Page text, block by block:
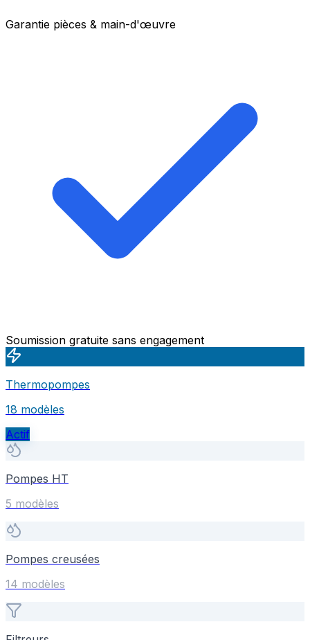
Garantie pièces & main-d'œuvre
Soumission gratuite sans engagement
Thermopompes
18 modèles
Actif
Pompes HT
5 modèles
Pompes creusées
14 modèles